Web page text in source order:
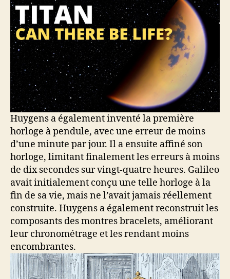
Huygens a également inventé la première
horloge à pendule, avec une erreur de moins
d’une minute par jour. Il a ensuite affiné son
horloge, limitant finalement les erreurs à moins
de dix secondes sur vingt-quatre heures. Galileo
avait initialement conçu une telle horloge à la
fin de sa vie, mais ne l’avait jamais réellement
construite. Huygens a également reconstruit les
composants des montres bracelets, améliorant
leur chronométrage et les rendant moins
encombrantes.